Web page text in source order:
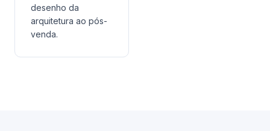
desenho da
arquitetura ao pós-
venda.